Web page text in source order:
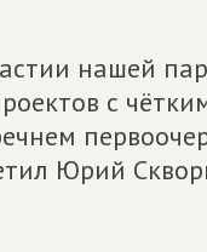
нашей
с
Юрий